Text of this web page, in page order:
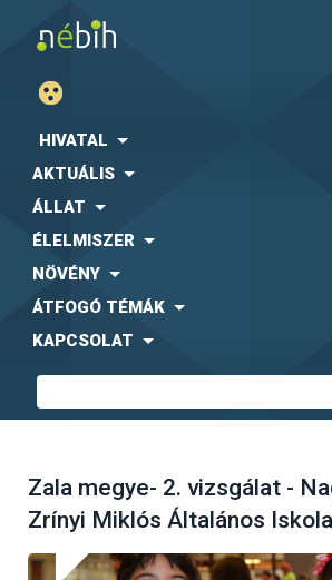
HIVATAL
AKTUÁLIS
ÁLLAT
ÉLELMISZER
NÖVÉNY
ÁTFOGÓ TÉMÁK
KAPCSOLAT
Zala megye- 2. vizsgálat -
Zrínyi Miklós Általános Iskola